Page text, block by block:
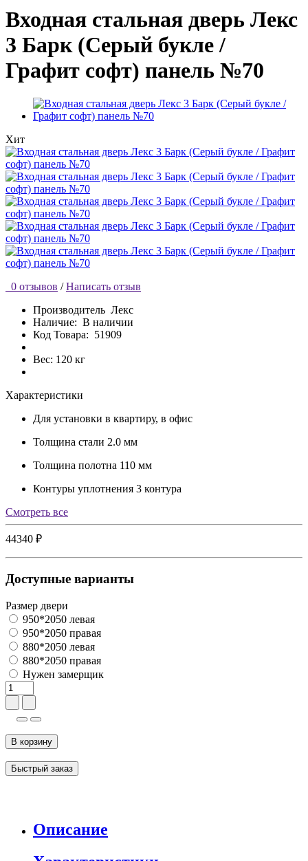
Входная стальная дверь Лекс
3 Барк (Серый букле /
Графит софт) панель №70
Хит
0 отзывов / Написать отзыв
Производитель Лекс
Наличие: В наличии
Код Товара: 51909
Вес: 120 кг
Характеристики
Для установки в квартиру, в офис
Толщина стали 2.0 мм
Толщина полотна 110 мм
Контуры уплотнения 3 контура
Cмотреть все
44340 ₽
Доступные варианты
Размер двери
950*2050 левая
950*2050 правая
880*2050 левая
880*2050 правая
Нужен замерщик
В корзину
Быстрый заказ
Описание